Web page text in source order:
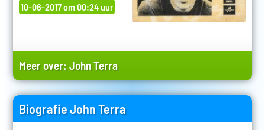
10-06-2017 om 00:24 uur
Meer over:John Terra
Biografie John Terra